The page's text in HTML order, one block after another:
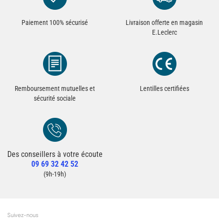
Paiement 100% sécurisé
Livraison offerte en magasin
E.Leclerc
Remboursement mutuelles et
sécurité sociale
Lentilles certifiées
Redirection vers la page Contact du site
Des conseillers à votre écoute
09 69 32 42 52
Contacter un conseiller
(9h-19h)
Suivez-nous